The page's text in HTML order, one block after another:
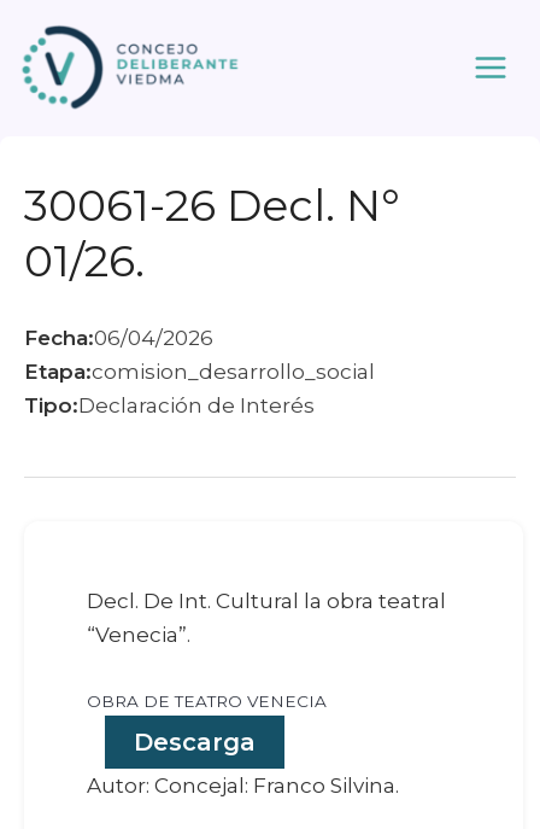
contenido
30061-26 Decl. N°
01/26.
Fecha:06/04/2026
Etapa:comision_desarrollo_social
Tipo:Declaración de Interés
Decl. De Int. Cultural la obra teatral
“Venecia”.
OBRA DE TEATRO VENECIA
Descarga
Autor: Concejal: Franco Silvina.